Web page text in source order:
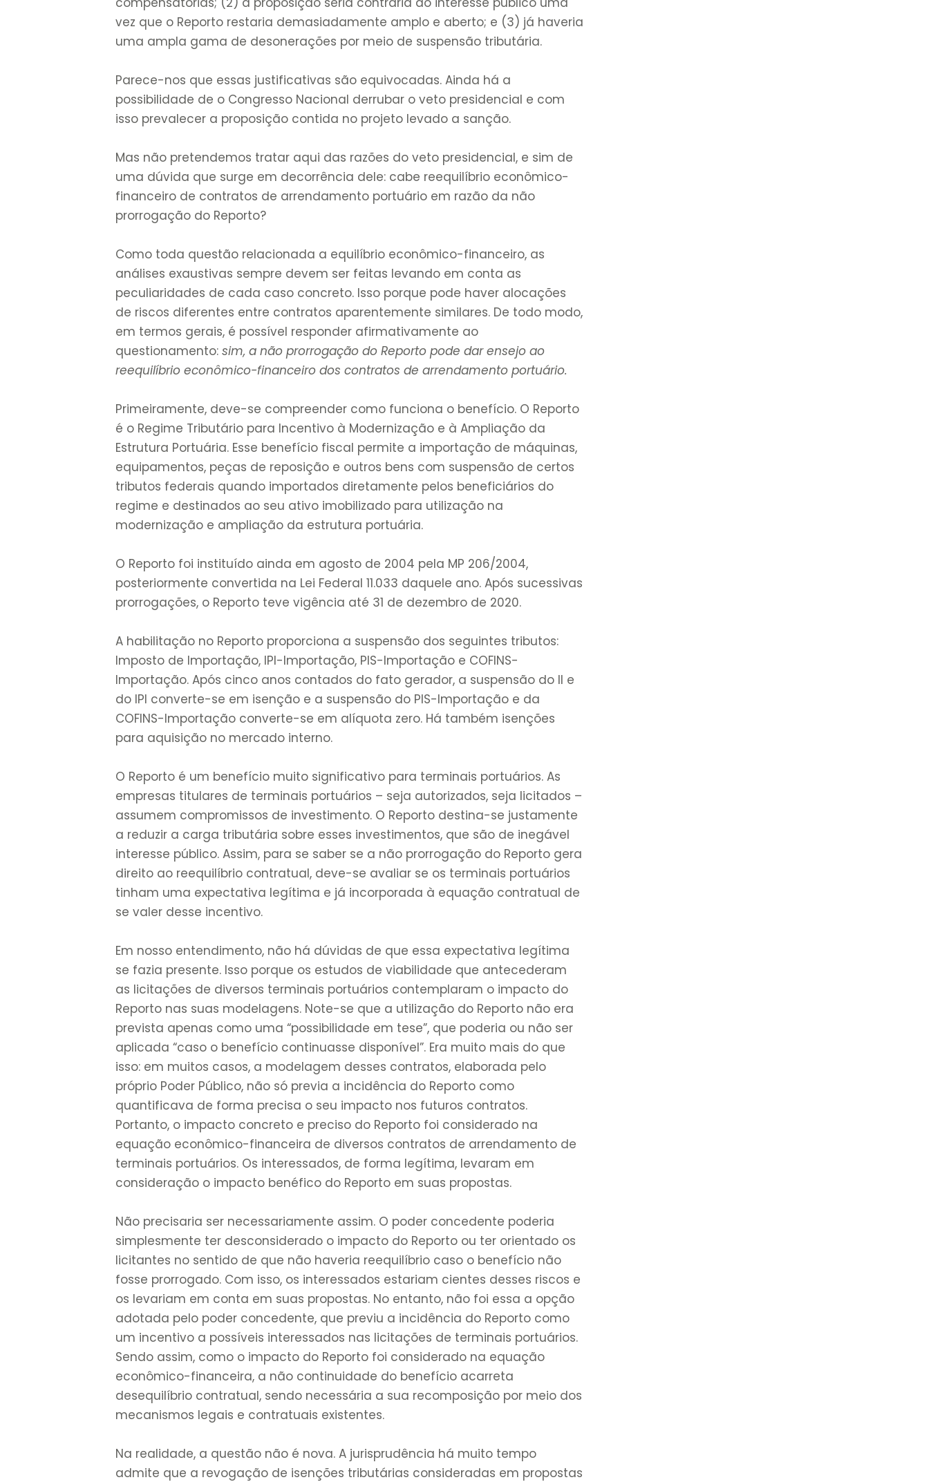
vez que o Reporto restaria demasiadamente amplo e aberto; e (3) já haveria
uma ampla gama de desonerações por meio de suspensão tributária.
Parece-nos que essas justificativas são equivocadas. Ainda há a
possibilidade de o Congresso Nacional derrubar o veto presidencial e com
isso prevalecer a proposição contida no projeto levado a sanção.
Mas não pretendemos tratar aqui das razões do veto presidencial, e sim de
uma dúvida que surge em decorrência dele: cabe reequilíbrio econômico-
financeiro de contratos de arrendamento portuário em razão da não
prorrogação do Reporto?
Como toda questão relacionada a equilíbrio econômico-financeiro, as
análises exaustivas sempre devem ser feitas levando em conta as
peculiaridades de cada caso concreto. Isso porque pode haver alocações
de riscos diferentes entre contratos aparentemente similares. De todo modo,
em termos gerais, é possível responder afirmativamente ao
questionamento:sim, a não prorrogação do Reporto pode dar ensejo ao
reequilíbrio econômico-financeiro dos contratos de arrendamento portuário.
Primeiramente, deve-se compreender como funciona o benefício. O Reporto
é o Regime Tributário para Incentivo à Modernização e à Ampliação da
Estrutura Portuária. Esse benefício fiscal permite a importação de máquinas,
equipamentos, peças de reposição e outros bens com suspensão de certos
tributos federais quando importados diretamente pelos beneficiários do
regime e destinados ao seu ativo imobilizado para utilização na
modernização e ampliação da estrutura portuária.
O Reporto foi instituído ainda em agosto de 2004 pela MP 206/2004,
posteriormente convertida na Lei Federal 11.033 daquele ano. Após sucessivas
prorrogações, o Reporto teve vigência até 31 de dezembro de 2020.
A habilitação no Reporto proporciona a suspensão dos seguintes tributos:
Imposto de Importação, IPI-Importação, PIS-Importação e COFINS-
Importação. Após cinco anos contados do fato gerador, a suspensão do II e
do IPI converte-se em isenção e a suspensão do PIS-Importação e da
COFINS-Importação converte-se em alíquota zero. Há também isenções
para aquisição no mercado interno.
O Reporto é um benefício muito significativo para terminais portuários. As
empresas titulares de terminais portuários – seja autorizados, seja licitados –
assumem compromissos de investimento. O Reporto destina-se justamente
a reduzir a carga tributária sobre esses investimentos, que são de inegável
interesse público. Assim, para se saber se a não prorrogação do Reporto gera
direito ao reequilíbrio contratual, deve-se avaliar se os terminais portuários
tinham uma expectativa legítima e já incorporada à equação contratual de
se valer desse incentivo.
Em nosso entendimento, não há dúvidas de que essa expectativa legítima
se fazia presente. Isso porque os estudos de viabilidade que antecederam
as licitações de diversos terminais portuários contemplaram o impacto do
Reporto nas suas modelagens. Note-se que a utilização do Reporto não era
prevista apenas como uma “possibilidade em tese”, que poderia ou não ser
aplicada “caso o benefício continuasse disponível”. Era muito mais do que
isso: em muitos casos, a modelagem desses contratos, elaborada pelo
próprio Poder Público, não só previa a incidência do Reporto como
quantificava de forma precisa o seu impacto nos futuros contratos.
Portanto, o impacto concreto e preciso do Reporto foi considerado na
equação econômico-financeira de diversos contratos de arrendamento de
terminais portuários. Os interessados, de forma legítima, levaram em
consideração o impacto benéfico do Reporto em suas propostas.
Não precisaria ser necessariamente assim. O poder concedente poderia
simplesmente ter desconsiderado o impacto do Reporto ou ter orientado os
licitantes no sentido de que não haveria reequilíbrio caso o benefício não
fosse prorrogado. Com isso, os interessados estariam cientes desses riscos e
os levariam em conta em suas propostas. No entanto, não foi essa a opção
adotada pelo poder concedente, que previu a incidência do Reporto como
um incentivo a possíveis interessados nas licitações de terminais portuários.
Sendo assim, como o impacto do Reporto foi considerado na equação
econômico-financeira, a não continuidade do benefício acarreta
desequilíbrio contratual, sendo necessária a sua recomposição por meio dos
mecanismos legais e contratuais existentes.
Na realidade, a questão não é nova. A jurisprudência há muito tempo
admite que a revogação de isenções tributárias consideradas em propostas